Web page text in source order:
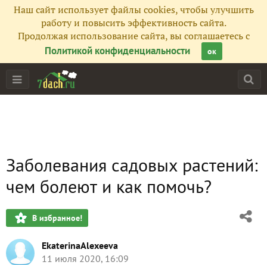
Наш сайт использует файлы cookies, чтобы улучшить
работу и повысить эффективность сайта.
Продолжая использование сайта, вы соглашаетесь с
Политикой конфиденциальности
ок
Заболевания садовых растений:
чем болеют и как помочь?
В избранное!
EkaterinaAlexeeva
11 июля 2020, 16:09